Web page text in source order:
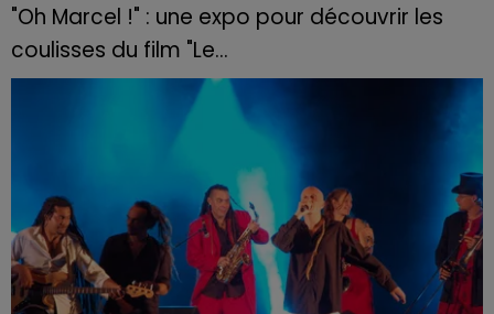
"Oh Marcel !" : une expo pour découvrir les
coulisses du film "Le...